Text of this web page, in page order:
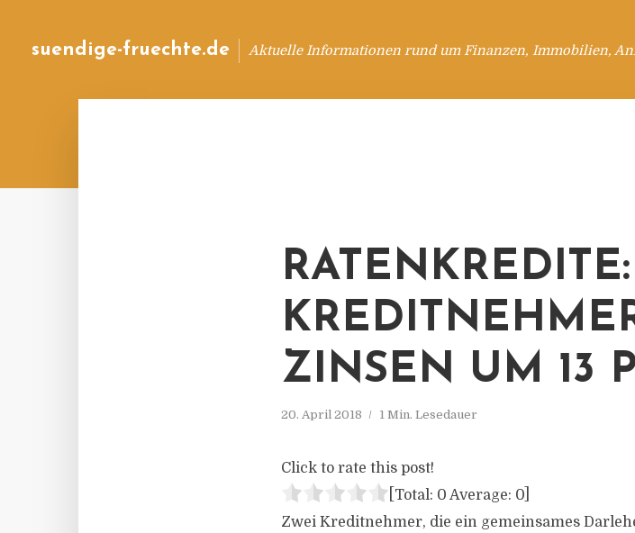
suendige-fruechte.de Aktuelle Informationen rund um Finanzen, Immobilien,
ZINSEN UM 13
20. April 2018 1 Min. Lesedauer
Click to rate this post!
[Total: 0 Average: 0
Zwei Kreditnehmer, die ein gemeinsames